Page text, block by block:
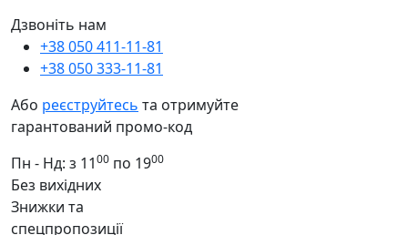
Дзвоніть нам
+38 050 411-11-81
+38 050 333-11-81
Або реєструйтесь та отримуйте
гарантований промо-код
Пн - Нд: з 1100 по 1900
Без вихідних
Знижки та
спецпропозиції